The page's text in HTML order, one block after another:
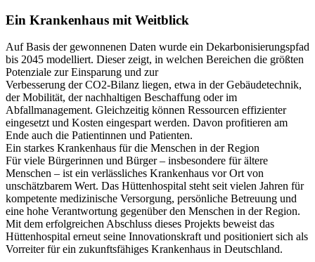
Ein Krankenhaus mit Weitblick
Auf Basis der gewonnenen Daten wurde ein Dekarbonisierungspfad
bis 2045 modelliert. Dieser zeigt, in welchen Bereichen die größten
Potenziale zur Einsparung und zur
Verbesserung der CO2-Bilanz liegen, etwa in der Gebäudetechnik,
der Mobilität, der nachhaltigen Beschaffung oder im
Abfallmanagement. Gleichzeitig können Ressourcen effizienter
eingesetzt und Kosten eingespart werden. Davon profitieren am
Ende auch die Patientinnen und Patienten.
Ein starkes Krankenhaus für die Menschen in der Region
Für viele Bürgerinnen und Bürger – insbesondere für ältere
Menschen – ist ein verlässliches Krankenhaus vor Ort von
unschätzbarem Wert. Das Hüttenhospital steht seit vielen Jahren für
kompetente medizinische Versorgung, persönliche Betreuung und
eine hohe Verantwortung gegenüber den Menschen in der Region.
Mit dem erfolgreichen Abschluss dieses Projekts beweist das
Hüttenhospital erneut seine Innovationskraft und positioniert sich als
Vorreiter für ein zukunftsfähiges Krankenhaus in Deutschland.